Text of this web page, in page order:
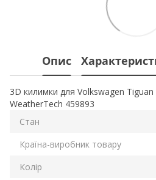
Опис
3D килимки для Volkswagen Tiguan
WeatherTech 459893
Стан
Країна-виробник товару
Колір